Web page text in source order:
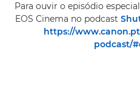
Para ouvir o episódio
EOS Cinema no podcast
https://
podcast/